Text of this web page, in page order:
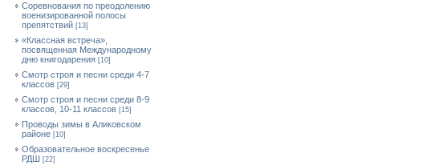
Cоревнования по преодолению
военизированной полосы
препятствий [13]
«Классная встреча»,
посвященная Международному
дню книгодарения [10]
Смотр строя и песни среди 4-7
классов [29]
Смотр строя и песни среди 8-9
классов, 10-11 классов [15]
Проводы зимы в Аликовском
районе [10]
Образовательное воскресенье
РДШ [22]